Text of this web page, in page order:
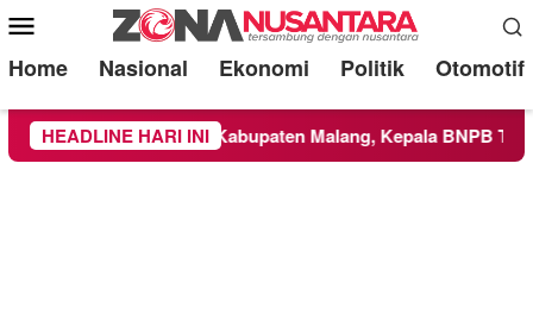
Mobile
Menu
Home Nasional Ekonomi Politik Otomotif
HEADLINE HARI INI
ke Wilayah Kabupaten Malang, Kepala BNPB Tinjau